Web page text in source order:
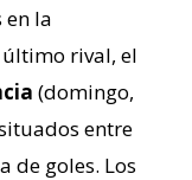
en la
rival, el
(domingo,
entre
de goles. Los